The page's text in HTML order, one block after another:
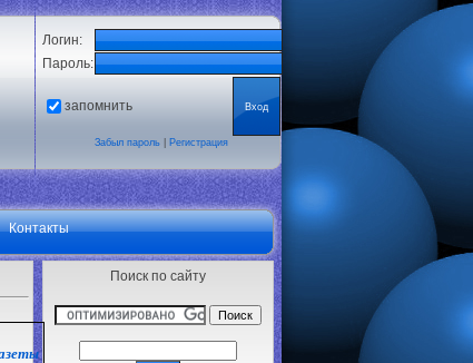
Логин:
Пароль:
запомнить
Забыл пароль| Регистрация
Контакты
Поиск по сайту